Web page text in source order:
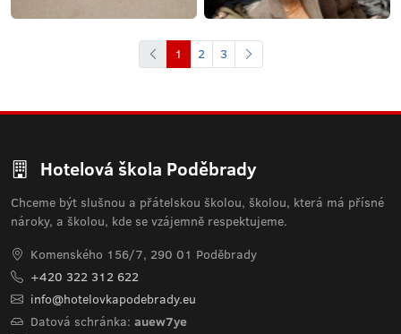
1 2 3
Hotelová škola Poděbrady
Chceme být slušnou a přátelskou školou, školou, která má přísné
nároky, a školou, kde se vzájemně respektujeme.
Komenského 156/7, 290 01 Poděbrady
+420 322 312 622
info@hotelovkapodebrady.eu
Datová schránka: auew7ye